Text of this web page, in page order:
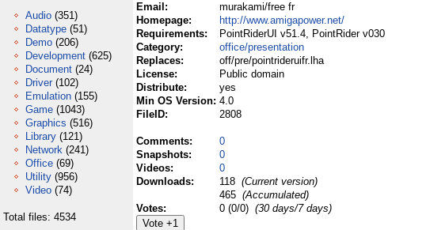
Audio (351)
Datatype (51)
Demo (206)
Development (625)
Document (24)
Driver (102)
Emulation (155)
Game (1043)
Graphics (516)
Library (121)
Network (241)
Office (69)
Utility (956)
Video (74)
Total files: 4534
Email:
murakami/free fr
Homepage:
http://www.amigapower.net/
Requirements:
PointRiderUI v51.4, PointRider v030
Category:
office/presentation
Replaces:
off/pre/pointrideruifr.lha
License:
Public domain
Distribute:
yes
Min OS Version: 4.0
FileID:
2808
Comments:
0
Snapshots:
0
Videos:
0
Downloads:
118 (Current version)
465 (Accumulated)
Votes:
0 (0/0) (30 days/7 days)